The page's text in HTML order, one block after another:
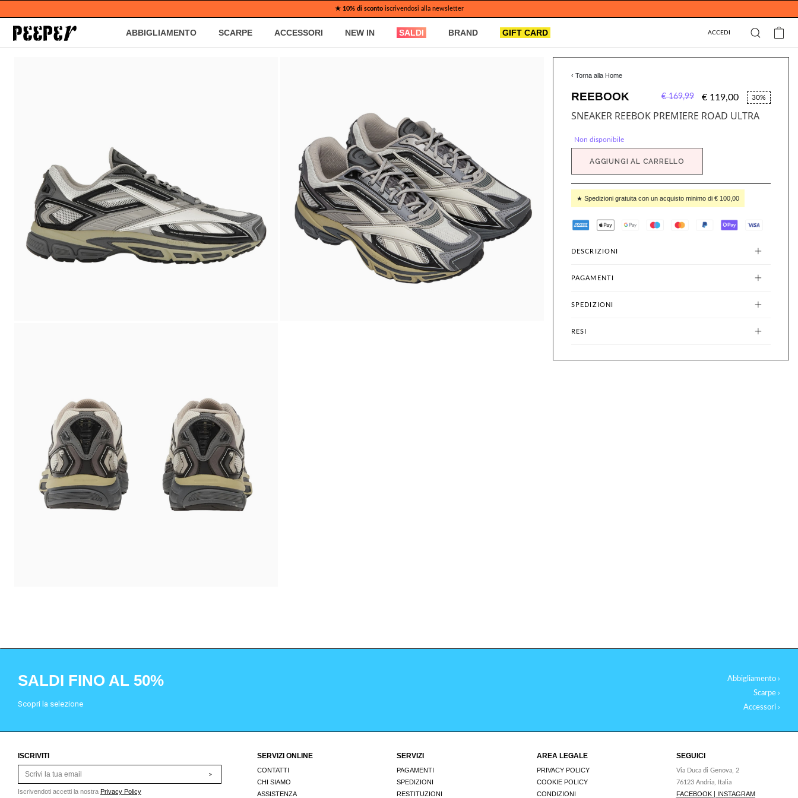
★ 10% di scontoiscrivendosi alla newsletter
ABBIGLIAMENTO SCARPE ACCESSORI NEW IN SALDI BRAND GIFT CARD ACCEDI
‹ Torna alla Home
REEBOOK € 169,99 € 119,00 30%
SNEAKER REEBOK PREMIERE ROAD ULTRA
Non disponibile
AGGIUNGI AL CARRELLO
★ Spedizioni gratuita con un acquisto minimo di € 100,00
DESCRIZIONI
PAGAMENTI
SPEDIZIONI
RESI
SALDI FINO AL 50%
Scopri la selezione
Abbigliamento ›
Scarpe ›
Accessori ›
ISCRIVITI
>
Iscrivendoti accetti la nostra Privacy Policy
SERVIZI ONLINE
CONTATTI
CHI SIAMO
ASSISTENZA
SERVIZI
PAGAMENTI
SPEDIZIONI
RESTITUZIONI
AREA LEGALE
PRIVACY POLICY
COOKIE POLICY
CONDIZIONI
SEGUICI
Via Duca di Genova, 2
76123 Andria, Italia
FACEBOOK| INSTAGRAM